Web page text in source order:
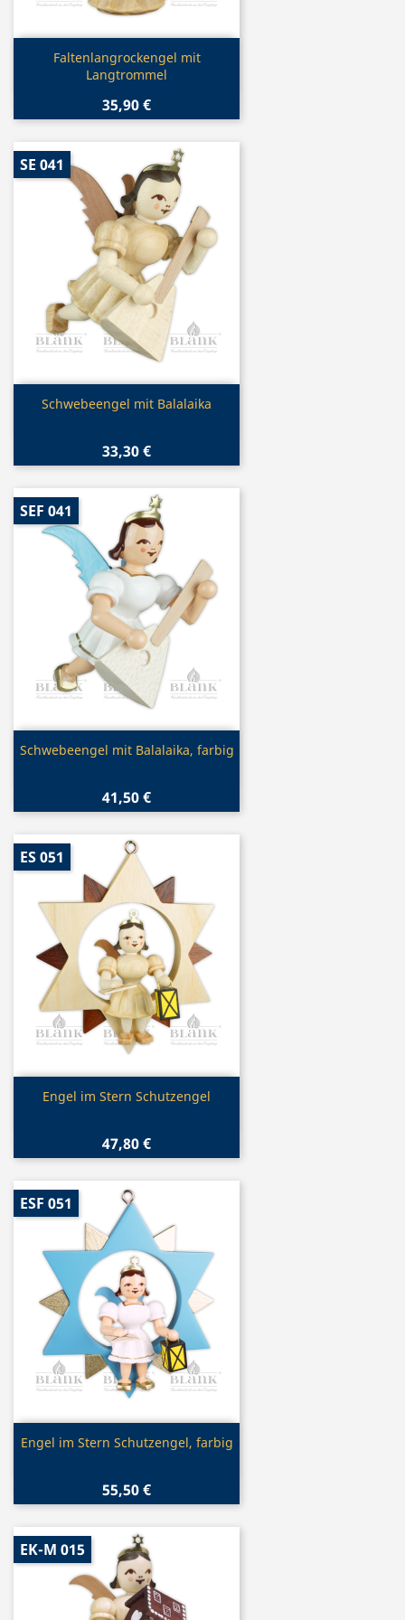
Vorschau
Faltenlangrockengel mit
Langtrommel
35,90 €
Vorschau
Schwebeengel mit Balalaika
33,30 €
SE 041
Vorschau
Schwebeengel mit Balalaika, farbig
41,50 €
SEF 041
Vorschau
Engel im Stern Schutzengel
47,80 €
ES 051
Vorschau
Engel im Stern Schutzengel, farbig
55,50 €
ESF 051
EK-M 015